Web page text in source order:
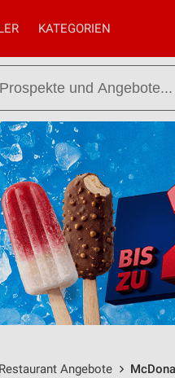
KATEGORIEN
Restaurant Angebote